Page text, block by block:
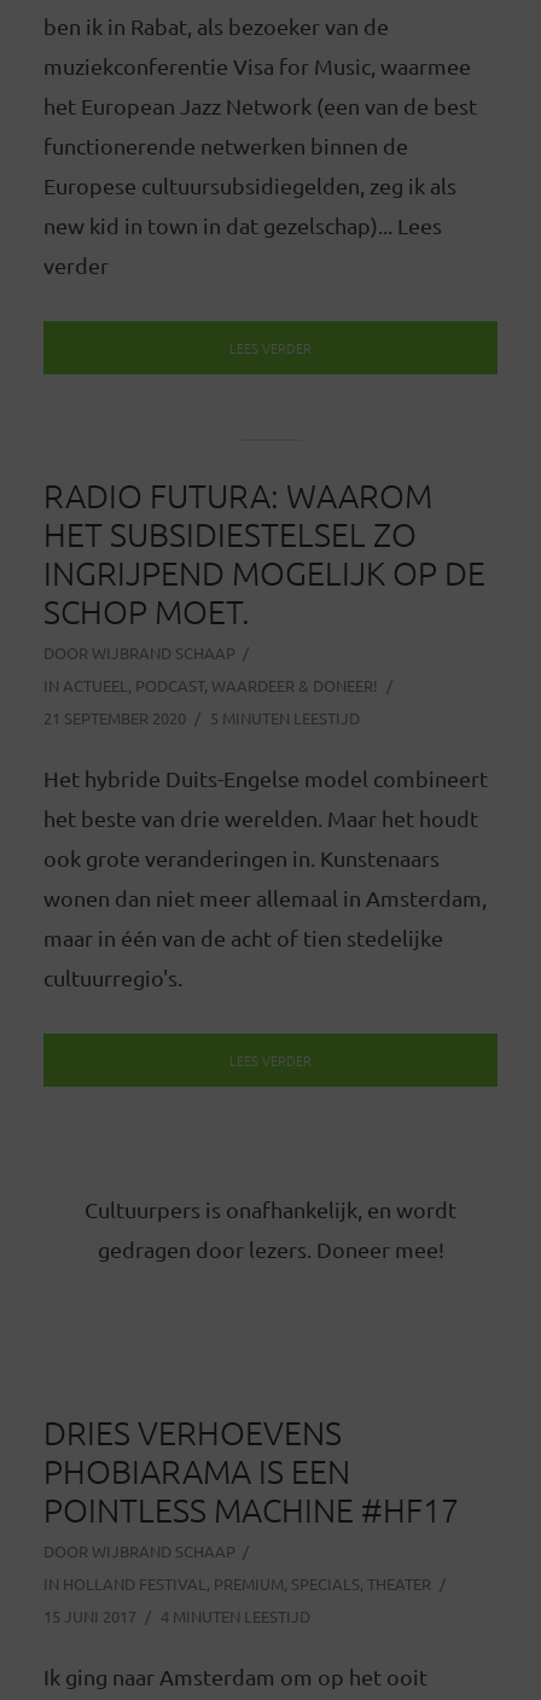
ben ik in Rabat, als bezoeker van de
muziekconferentie Visa for Music, waarmee
het European Jazz Network (een van de best
functionerende netwerken binnen de
Europese cultuursubsidiegelden, zeg ik als
new kid in town in dat gezelschap)... Lees
verder
LEES VERDER
RADIO FUTURA: WAAROM
HET SUBSIDIESTELSEL ZO
INGRIJPEND MOGELIJK OP DE
SCHOP MOET.
DOOR WIJBRAND SCHAAP
IN ACTUEEL , PODCAST, WAARDEER & DONEER!
21 SEPTEMBER 2020
5 MINUTEN LEESTIJD
Het hybride Duits-Engelse model combineert
het beste van drie werelden. Maar het houdt
ook grote veranderingen in. Kunstenaars
wonen dan niet meer allemaal in Amsterdam,
maar in één van de acht of tien stedelijke
cultuurregio's.
LEES VERDER
Cultuurpers is onafhankelijk, en wordt
gedragen door lezers. Doneer mee!
DRIES VERHOEVENS
PHOBIARAMA IS EEN
POINTLESS MACHINE #HF17
DOOR WIJBRAND SCHAAP
IN HOLLAND FESTIVAL , PREMIUM, SPECIALS, THEATER
15 JUNI 2017
4 MINUTEN LEESTIJD
Ik ging naar Amsterdam om op het ooit